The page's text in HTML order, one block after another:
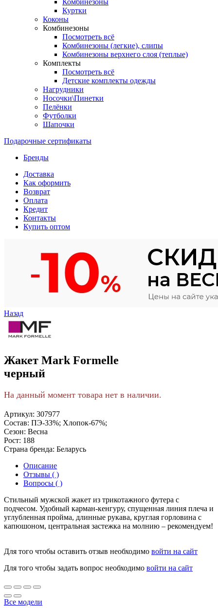
Куртки
Коконы
Комбинезоны
Посмотреть всё
Комбинезоны (легкие), слипы
Комбинезоны верхнего слоя (теплые)
Комплекты
Посмотреть всё
Детские комплекты одежды
Нагрудники
Носочки\Пинетки
Пелёнки
Футболки
Шапочки
Подарочные сертификаты
Бренды
Доставка
Как оформить
Возврат
Оплата
Кредит
Контакты
Купить оптом
Назад
Жакет Mark Formelle
черный
На данный момент товара нет в наличии.
Артикул: 307977
Состав: ПЭ-33%; Хлопок-67%;
Сезон: Весна
Рост: 188
Страна бренда: Беларусь
Описание
Отзывы ( )
Вопросы ( )
Стильный мужской жакет из трикотажного футера с
подчесом. Удобный карман-кенгуру, спущенная линия плеча и
углубленная пройма, длинные рукава, круглая горловина с
капюшоном, центральная застежка на молнию – рекомендуем!
Для того чтобы оставить отзыв необходимо войти на сайт
Для того чтобы задать вопрос необходимо войти на сайт
Все модели